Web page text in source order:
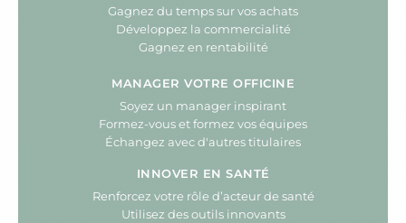
Gagnez du temps sur vos achats
Développez la commercialité
Gagnez en rentabilité
MANAGER VOTRE OFFICINE
Soyez un manager inspirant
Formez-vous et formez vos équipes
Échangez avec d'autres titulaires
INNOVER EN SANTÉ
Renforcez votre rôle d’acteur de santé
Utilisez des outils innovants